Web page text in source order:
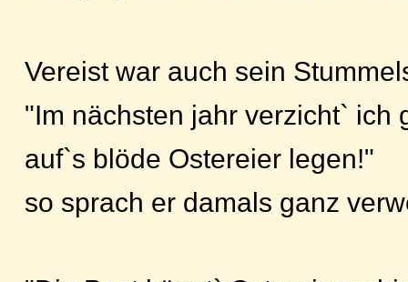
Vereist war auch sein
"Im nächsten jahr verzicht` ich
auf`s blöde Ostereier legen!"
so sprach er damals ganz